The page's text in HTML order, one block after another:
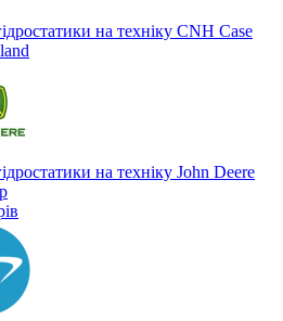
на техніку CNH Case
на техніку John Deere